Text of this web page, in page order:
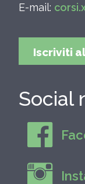
E-mail:
Iscriviti
Social